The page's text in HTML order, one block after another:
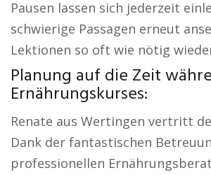
Pausen lassen sich jederzeit
schwierige Passagen erneut
Lektionen so oft wie nötig
Planung auf die Zeit
Ernährungskurses:
Renate aus Wertingen vertritt
Dank der fantastischen
professionellen